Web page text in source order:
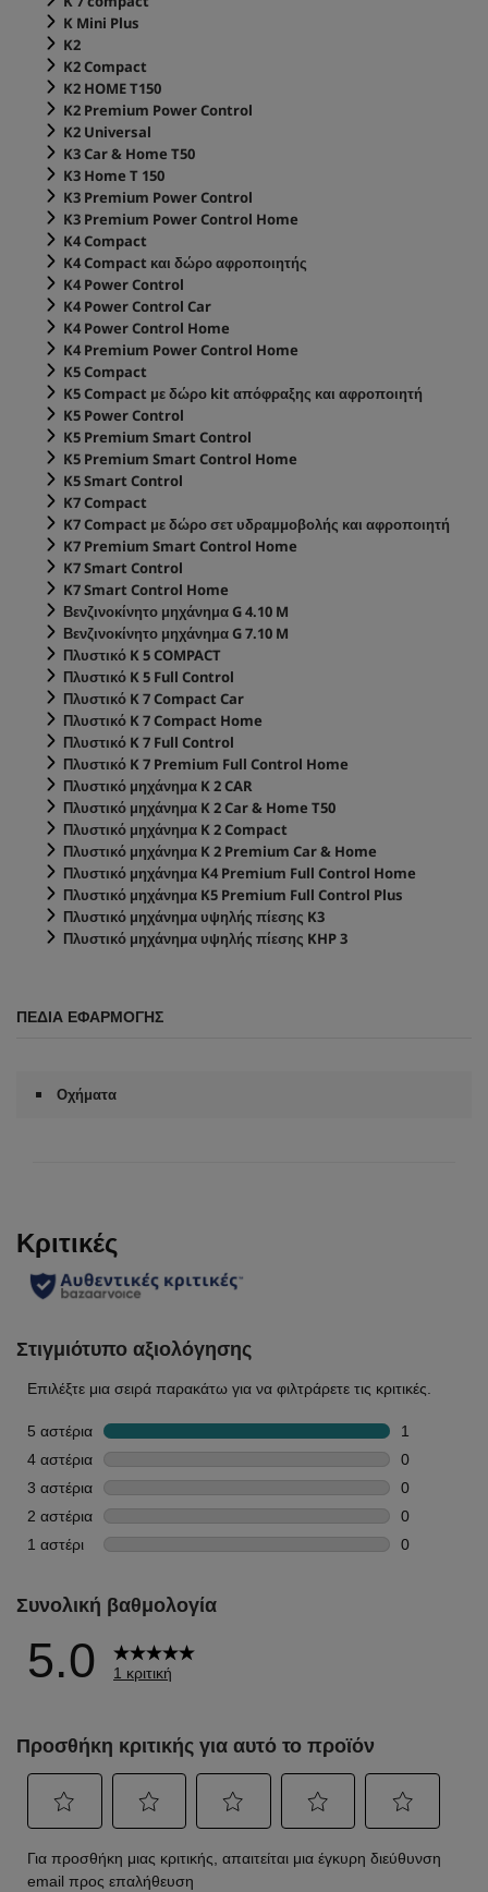
K Mini Plus
K2
K2 Compact
K2 HOME T150
K2 Premium Power Control
K2 Universal
K3 Car & Home T50
K3 Home T 150
K3 Premium Power Control
K3 Premium Power Control Home
K4 Compact
K4 Compact και δώρο αφροποιητής
K4 Power Control
K4 Power Control Car
K4 Power Control Home
K4 Premium Power Control Home
K5 Compact
K5 Compact με δώρο kit απόφραξης και αφροποιητή
K5 Power Control
K5 Premium Smart Control
K5 Premium Smart Control Home
K5 Smart Control
K7 Compact
K7 Compact με δώρο σετ υδραμμοβολής και αφροποιητή
K7 Premium Smart Control Home
K7 Smart Control
K7 Smart Control Home
Βενζινοκίνητο μηχάνημα G 4.10 M
Βενζινοκίνητο μηχάνημα G 7.10 M
Πλυστικό K 5 COMPACT
Πλυστικό K 5 Full Control
Πλυστικό K 7 Compact Car
Πλυστικό K 7 Compact Home
Πλυστικό K 7 Full Control
Πλυστικό K 7 Premium Full Control Home
Πλυστικό μηχάνημα K 2 CAR
Πλυστικό μηχάνημα K 2 Car & Home T50
Πλυστικό μηχάνημα K 2 Compact
Πλυστικό μηχάνημα K 2 Premium Car & Home
Πλυστικό μηχάνημα K4 Premium Full Control Home
Πλυστικό μηχάνημα K5 Premium Full Control Plus
Πλυστικό μηχάνημα υψηλής πίεσης K3
Πλυστικό μηχάνημα υψηλής πίεσης KHP 3
ΠΕΔΊΑ ΕΦΑΡΜΟΓΉΣ
Οχήματα